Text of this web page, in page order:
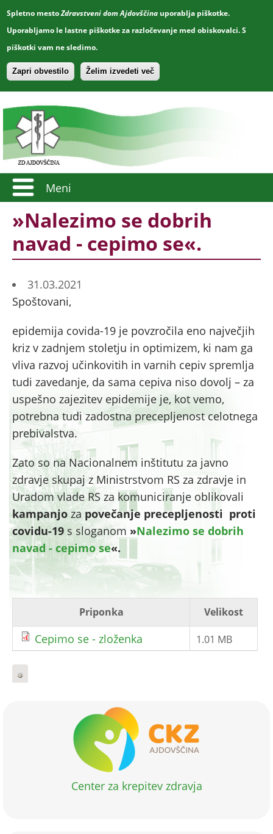
Spletno mestoZdravstveni dom Ajdovščina uporablja piškotke.
Uporabljamo le lastne piškotke za razločevanje med obiskovalci. S
piškotki vam ne sledimo.
Zapri obvestilo Želim izvedeti več
Meni
»Nalezimo se dobrih
navad - cepimo se«.
31.03.2021
Spoštovani,
epidemija covida-19 je povzročila eno največjih
kriz v zadnjem stoletju in optimizem, ki nam ga
vliva razvoj učinkovitih in varnih cepiv spremlja
tudi zavedanje, da sama cepiva niso dovolj – za
uspešno zajezitev epidemije je, kot vemo,
potrebna tudi zadostna precepljenost celotnega
prebivalstva.
Zato so na Nacionalnem inštitutu za javno
zdravje skupaj z Ministrstvom RS za zdravje in
Uradom vlade RS za komuniciranje oblikovali
kampanjoza povečanje precepljenosti proti
covidu-19 s sloganom »Nalezimo se dobrih
navad - cepimo se«.
Priponka Velikost
Cepimo se - zloženka 1.01 MB
Center za krepitev zdravja